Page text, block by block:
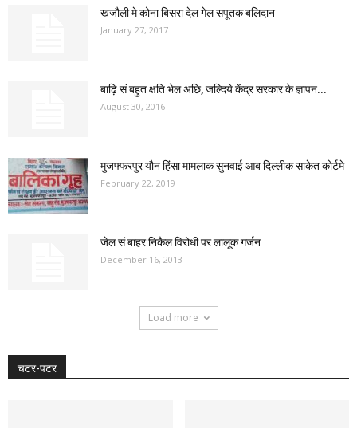
खजौली मे कोना बिसरा देल गेल सपूतक बलिदान
January 27, 2017
बाढ़ि सं बहुत क्षति भेल अछि, जल्दिये केंद्र सरकार के ज्ञापन...
August 30, 2016
मुजफ्फरपुर यौन हिंसा मामलाक सुनवाई आब दिल्लीक साकेत कोर्टमे
February 22, 2019
जेल सं बाहर निकैल विरोधी पर लालूक गर्जन
December 16, 2013
Load more
चटर-पटर